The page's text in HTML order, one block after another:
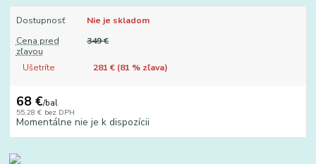
Dostupnosť
Nie je skladom
Cena pred
zľavou
349 €
Ušetríte 281 € (81 % zľava)
68 €/bal
55,28 € bez DPH
Momentálne nie je k dispozícii